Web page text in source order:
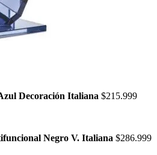
Decoración Italiana $215.999
Negro V. Italiana $286.999